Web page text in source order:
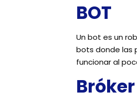
BOT
Un bot es un
bots donde las
funcionar al
Bróker